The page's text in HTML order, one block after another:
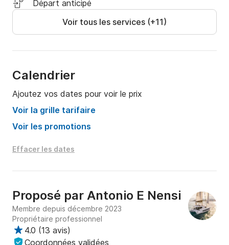
Départ anticipé
Voir tous les services (+11)
Calendrier
Ajoutez vos dates pour voir le prix
Voir la grille tarifaire
Voir les promotions
Effacer les dates
Proposé par Antonio E Nensi
Membre depuis décembre 2023
Propriétaire professionnel
4.0 (13 avis)
Coordonnées validées